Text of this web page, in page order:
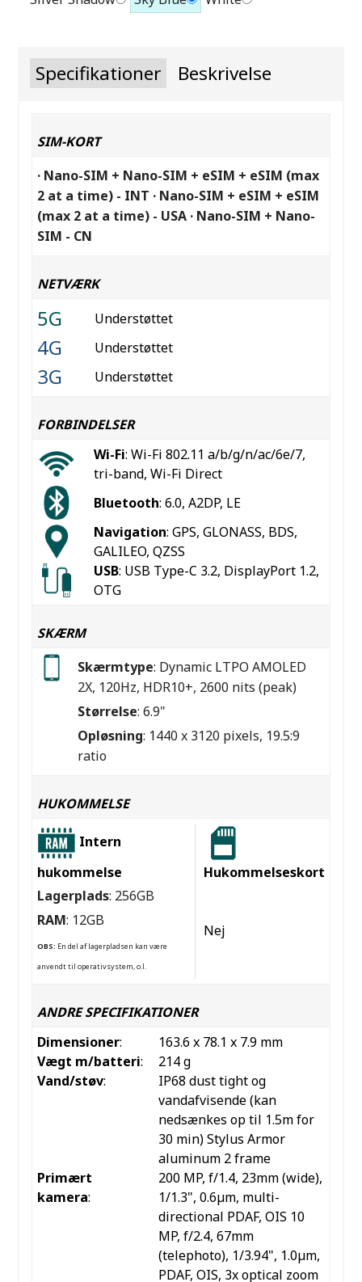
Specifikationer Beskrivelse
SIM-KORT
· Nano-SIM + Nano-SIM + eSIM + eSIM (max
2 at a time) - INT · Nano-SIM + eSIM + eSIM
(max 2 at a time) - USA · Nano-SIM + Nano-
SIM - CN
NETVÆRK
5G Understøttet
4G Understøttet
3G Understøttet
FORBINDELSER
Wi-Fi: Wi-Fi 802.11 a/b/g/n/ac/6e/7,
tri-band, Wi-Fi Direct
Bluetooth: 6.0, A2DP, LE
Navigation: GPS, GLONASS, BDS,
GALILEO, QZSS
USB: USB Type-C 3.2, DisplayPort 1.2,
OTG
SKÆRM
Skærmtype: Dynamic LTPO AMOLED
2X, 120Hz, HDR10+, 2600 nits (peak)
Størrelse: 6.9"
Opløsning: 1440 x 3120 pixels, 19.5:9
ratio
HUKOMMELSE
Intern
hukommelse
Hukommelseskort
Lagerplads: 256GB
RAM: 12GB
OBS: En del af lagerpladsen kan være
anvendt til operativsystem, o.l.
Nej
ANDRE SPECIFIKATIONER
Dimensioner:
163.6 x 78.1 x 7.9 mm
Vægt m/batteri:
214 g
Vand/støv:
IP68 dust tight og
vandafvisende (kan
nedsænkes op til 1.5m for
30 min) Stylus Armor
aluminum 2 frame
Primært
kamera:
200 MP, f/1.4, 23mm (wide),
1/1.3", 0.6µm, multi-
directional PDAF, OIS 10
MP, f/2.4, 67mm
(telephoto), 1/3.94", 1.0µm,
PDAF, OIS, 3x optical zoom